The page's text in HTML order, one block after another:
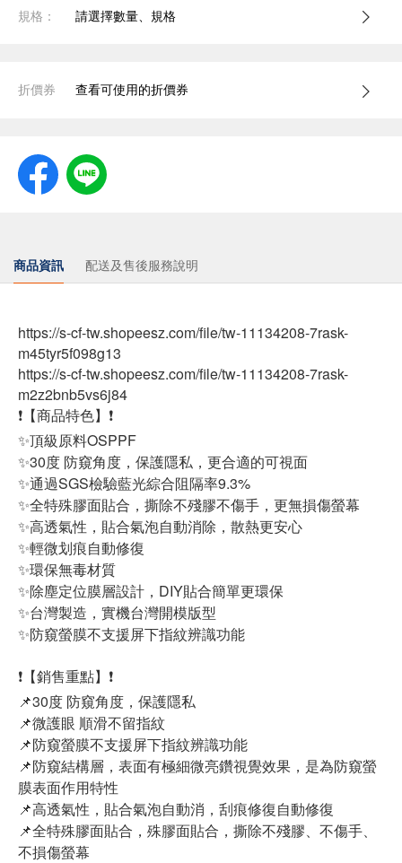
規格： 請選擇數量、規格
折價券 查看可使用的折價券
商品資訊 配送及售後服務說明
https://s-cf-tw.shopeesz.com/file/tw-11134208-7rask-
m45tyr5f098g13
https://s-cf-tw.shopeesz.com/file/tw-11134208-7rask-
m2z2bnb5vs6j84
❗【商品特色】❗
✨頂級原料OSPPF
✨30度 防窺角度，保護隱私，更合適的可視面
✨通過SGS檢驗藍光綜合阻隔率9.3%
✨全特殊膠面貼合，撕除不殘膠不傷手，更無損傷螢幕
✨高透氣性，貼合氣泡自動消除，散熱更安心
✨輕微划痕自動修復
✨環保無毒材質
✨除塵定位膜層設計，DIY貼合簡單更環保
✨台灣製造，實機台灣開模版型
✨防窺螢膜不支援屏下指紋辨識功能
❗【銷售重點】❗
📌30度 防窺角度，保護隱私
📌微護眼 順滑不留指紋
📌防窺螢膜不支援屏下指紋辨識功能
📌防窺結構層，表面有極細微亮鑽視覺效果，是為防窺螢
膜表面作用特性
📌高透氣性，貼合氣泡自動消，刮痕修復自動修復
📌全特殊膠面貼合，殊膠面貼合，撕除不殘膠、不傷手、
不損傷螢幕